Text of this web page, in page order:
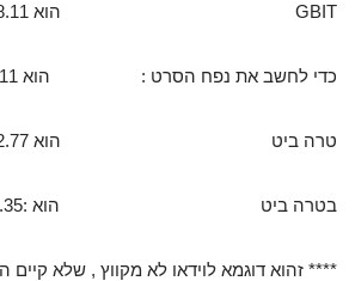
GBIT הוא 8.11
כדי לחשב את נפח הסרט : הוא 8.11 * 5400
טרה ביט הוא 42.77
בטרה ביט הוא :5.35 TB
**** זהוא דוגמא לוידאו לא מקווץ , שלא קיים